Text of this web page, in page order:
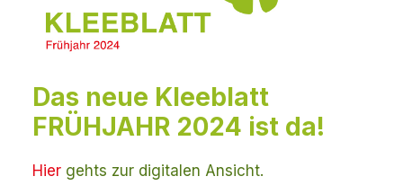
Das neue Kleeblatt
FRÜHJAHR 2024 ist da!
Hier gehts zur digitalen Ansicht.